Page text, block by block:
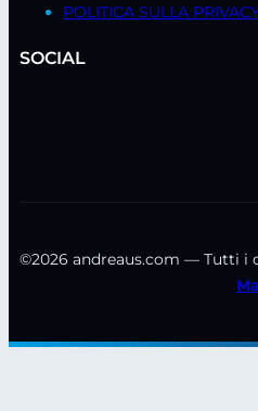
POLITICA SULLA
SOCIAL
©2026 andreaus.com — Tutti i